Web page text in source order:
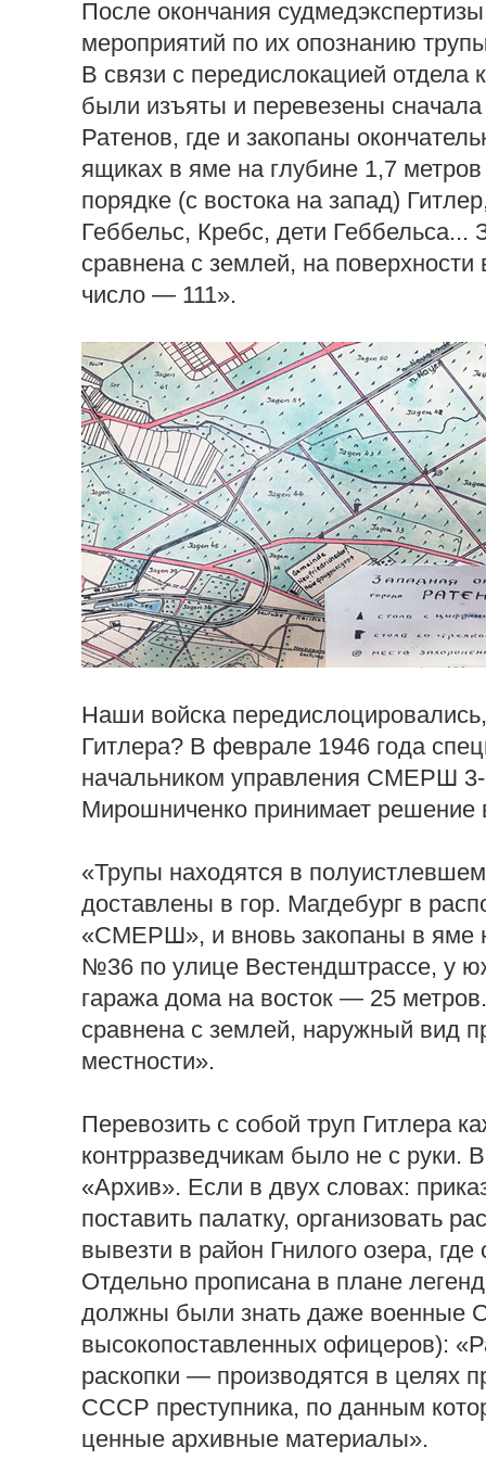
После окончания
мероприятий по их опознанию
В связи с передислокацией
были изъяты и перевезены
Ратенов, где и закопаны
ящиках в яме на глубине 1,7
порядке (с востока на запад)
Геббельс, Кребс, дети Геббельса...
сравнена с землей, на
число — 111».
Наши войска
Гитлера? В феврале 1946 года
начальником управления СМЕРШ
Мирошниченко принимает решение
«Трупы находятся в
доставлены в гор. Магдебург в
«СМЕРШ», и вновь закопаны в яме
№36 по улице Вестендштрассе, у
гаража дома на восток — 25
сравнена с землей, наружный вид
местности».
Перевозить с собой труп Гитлера
контрразведчикам было не с руки.
«Архив». Если в двух словах:
поставить палатку, организовать
вывезти в район Гнилого озера,
Отдельно прописана в плане
должны были знать даже военные
высокопоставленных офицеров):
раскопки — производятся в целях
СССР преступника, по данным
ценные архивные материалы».